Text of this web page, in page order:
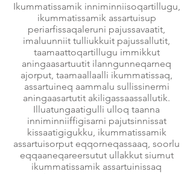
Ikummatissamik inniminniisoqartillugu,
ikummatissamik assartuisup
periarfissaqaleruni pajussavaatit,
imaluunniit tulliukkuit pajussallutit,
taamaattoqartillugu immikkut
aningaasartuutit ilanngunneqarneq
ajorput, taamaallaalli ikummatissaq,
assartuineq aammalu sullissinermi
aningaasartutit akiligassaassallutik.
Illuatungaatigulli ulloq taanna
inniminniiffigisarni pajutsinnissat
kissaatigigukku, ikummatissamik
assartuisorput eqqorneqassaaq, soorlu
eqqaaneqareersutut ullakkut siumut
ikummatissamik assartuinissaq